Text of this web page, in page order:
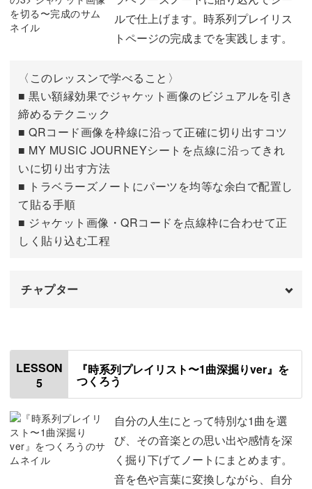
無理なく、自分だけの音楽ノートを育てていくことができ
ますよ。
推しのライブの熱もそのまま
思い出の曲を振り返るだけでなく、ライブやコンサートの
感動を閉じ込める記録のコツも必見です。
「大好きなアーティストのステージで味わった、あの夢の
ような時間。どうやってノートに残せばいいんだろ
う……？」 そんなふうに迷った経験はありませんか？
そうすることで、時間が経ってからもページを開くたびに
あの瞬間のときめきを何度でも愛でることができます。
チケットやフライヤーなど、捨てられない大切な紙モノを
保存する方法もお伝えします♩
canvaで1枚に並べる）
型紙作成フロー④（印刷方法） 16:57
ルで仕上げます。時系列プレイリス
トページの完成までを実践します。
〈このレッスンで学べること〉
■ 黒い額縁効果でジャケット画像のビジュアルを引き
締めるテクニック
■ QRコード画像を枠線に沿って正確に切り出すコツ
■ MY MUSIC JOURNEYシートを点線に沿ってきれ
いに切り出す方法
■ トラベラーズノートにパーツを均等な余白で配置し
て貼る手順
■ ジャケット画像・QRコードを点線枠に合わせて正
しく貼り込む工程
チャプター
ジャケット画像を切る
QRコードを切る
シートを切る 04:35
パーツを貼る 05:39
07:42
LESSON
5
『時系列プレイリスト〜1曲深掘りver』を
つくろう
自分の人生にとって特別な1曲を選
び、その音楽との思い出や感情を深
く掘り下げてノートにまとめます。
音を色や言葉に変換しながら、自分